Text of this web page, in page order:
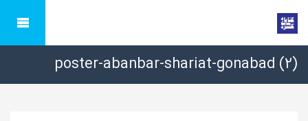
poster-abanbar-shariat-gonabad (2)